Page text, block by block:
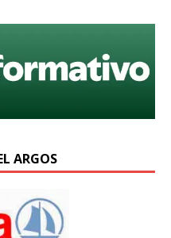
ARGOS